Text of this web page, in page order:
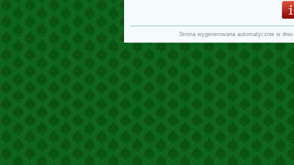
Strona wygenerowana automatycznie w dniu